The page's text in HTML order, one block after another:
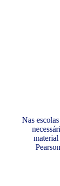
Nas